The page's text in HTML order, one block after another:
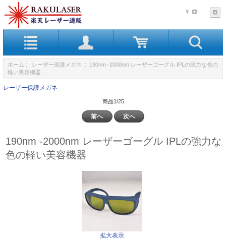
¥
ホーム :: レーザー保護メガネ :: 190nm -2000nm レーザーゴーグル IPLの強力な色の
軽い美容機器
レーザー保護メガネ
商品1/25
前へ 次へ
190nm -2000nm レーザーゴーグル IPLの強力な
色の軽い美容機器
拡大表示